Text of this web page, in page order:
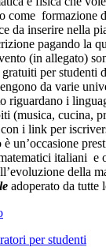
come formazione
da inserire nella
pagando la
(in allegato)
per studenti
da varie
riguardano i
(musica, cucina,
i link per
un’occasione
italiani e
della
adoperato da tutte
per studenti